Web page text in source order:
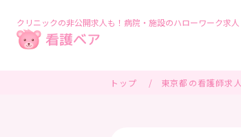
クリニックの非公開求人も！病院・施設のハローワーク求人
トップ 東京都の看護師求人